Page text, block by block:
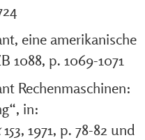
eine amerikanische
1088, p. 1069-1071
Rechenmaschinen:
in:
153, 1971, p. 78-82 und